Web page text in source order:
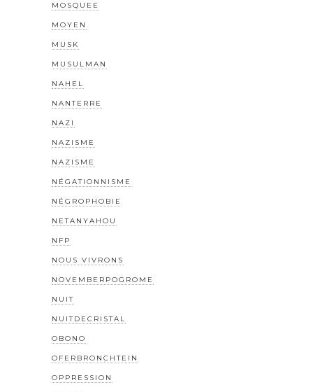
MOSQUEE
MOYEN
MUSK
MUSULMAN
NAHEL
NANTERRE
NAZI
NAZISME
NAZISME
NÉGATIONNISME
NÉGROPHOBIE
NETANYAHOU
NFP
NOUS VIVRONS
NOVEMBERPOGROME
NUIT
NUITDECRISTAL
OBONO
OFERBRONCHTEIN
OPPRESSION